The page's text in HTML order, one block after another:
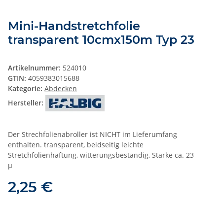
Mini-Handstretchfolie
transparent 10cmx150m Typ 23
Artikelnummer: 524010
GTIN: 4059383015688
Kategorie: Abdecken
Hersteller:
Der Strechfolienabroller ist NICHT im Lieferumfang
enthalten. transparent, beidseitig leichte
Stretchfolienhaftung, witterungsbeständig, Stärke ca. 23
µ
2,25 €